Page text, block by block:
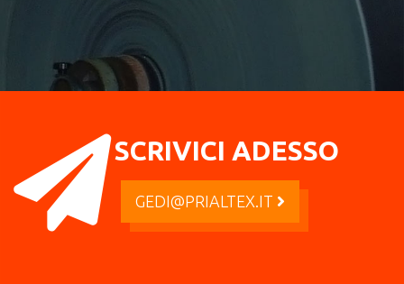
SCRIVICI ADESSO
GEDI@PRIALTEX.IT